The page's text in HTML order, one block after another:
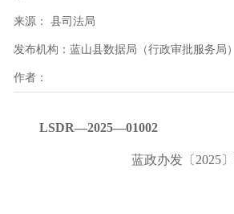
来源： 县司法局
发布机构： 蓝山县数据局（行政审批服务局）
作者：
LSDR—2025—01002
蓝政办发〔 2025〕